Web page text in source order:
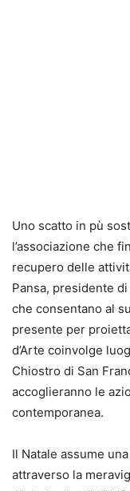
Uno scatto in pù
l’associazione che
recupero delle
Pansa, presidente
che consentano al
presente per
d’Arte coinvolge
Chiostro di San
accoglieranno le
contemporanea.
Il Natale assume
attraverso la